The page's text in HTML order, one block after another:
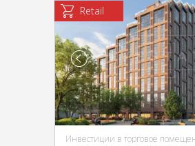
Retail
Инвестиции в торговое